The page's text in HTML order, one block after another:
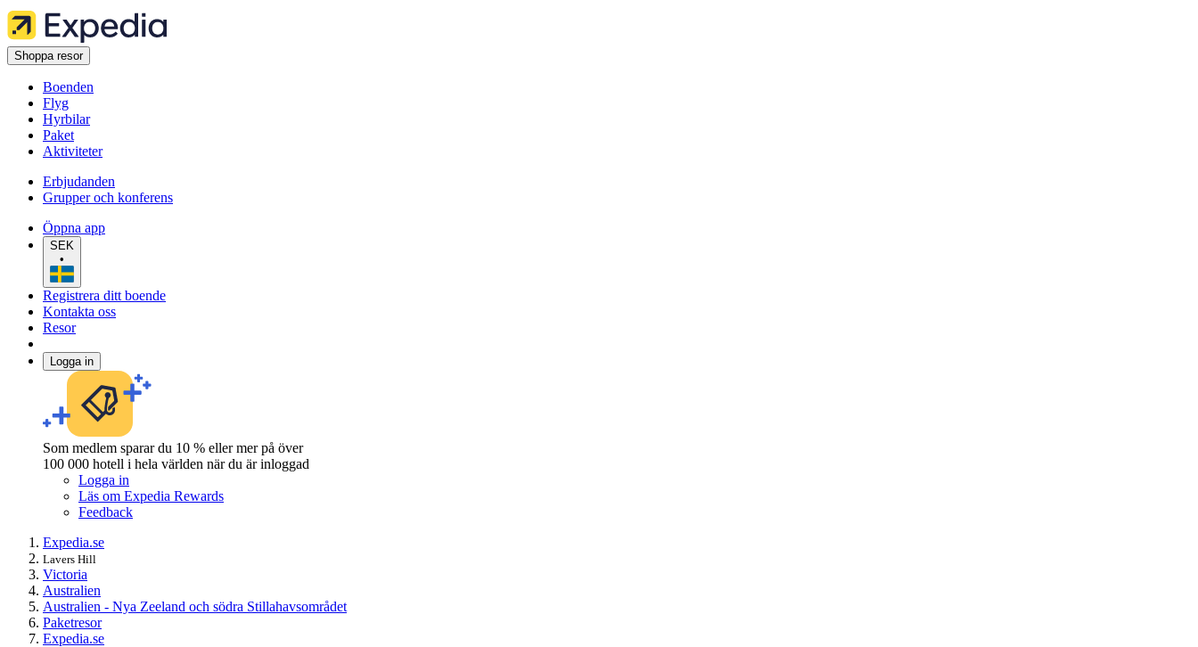
Shoppa resor
Boenden
Flyg
Hyrbilar
Paket
Aktiviteter
Erbjudanden
Grupper och konferens
Öppna app
SEK
•
Registrera ditt boende
Kontakta oss
Resor
Logga in
Som medlem sparar du 10 % eller mer på över
100 000 hotell i hela världen när du är inloggad
Logga in
Läs om Expedia Rewards
Feedback
Expedia.se
Lavers Hill
Victoria
Australien
Australien - Nya Zeeland och södra Stillahavsområdet
Paketresor
Expedia.se